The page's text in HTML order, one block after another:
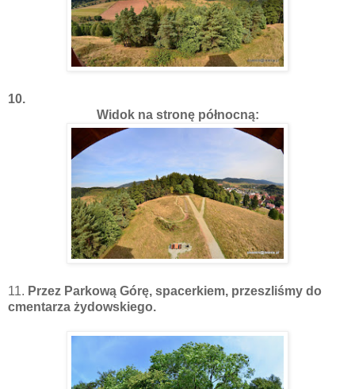
10.
Widok na stronę północną:
11. Przez Parkową Górę, spacerkiem, przeszliśmy do
cmentarza żydowskiego.